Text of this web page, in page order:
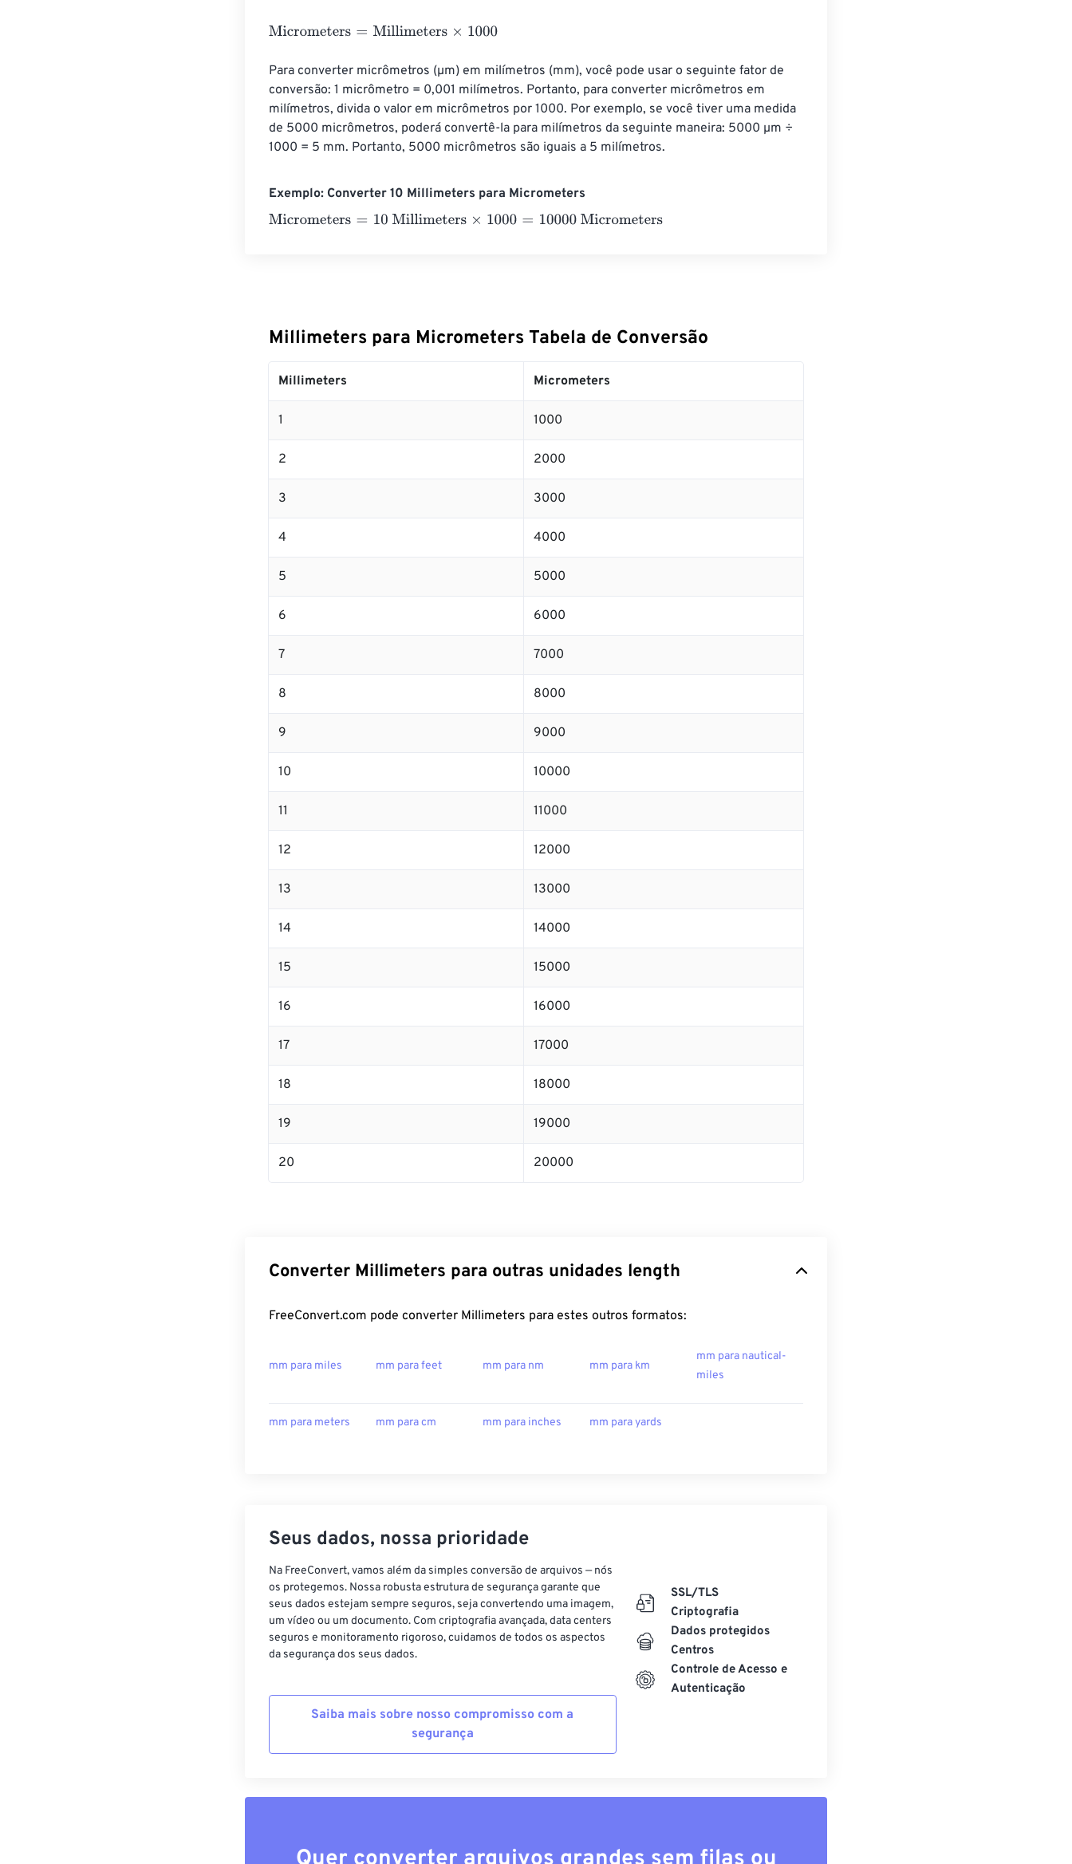
Micrometers=Millimeters×1000
Para converter micrômetros (µm) em milímetros (mm), você pode usar o seguinte fator de
conversão: 1 micrômetro = 0,001 milímetros. Portanto, para converter micrômetros em
milímetros, divida o valor em micrômetros por 1000. Por exemplo, se você tiver uma medida
de 5000 micrômetros, poderá convertê-la para milímetros da seguinte maneira: 5000 µm ÷
1000 = 5 mm. Portanto, 5000 micrômetros são iguais a 5 milímetros.
Exemplo: Converter 10 Millimeters para Micrometers
Micrometers=10 Millimeters×1000 =10000 Micrometers
Millimeters para Micrometers Tabela de Conversão
Millimeters Micrometers
1 1000
2 2000
3 3000
4 4000
5 5000
6 6000
7 7000
8 8000
9 9000
10 10000
11 11000
12 12000
13 13000
14 14000
15 15000
16 16000
17 17000
18 18000
19 19000
20 20000
Converter Millimeters para outras unidades length
FreeConvert.com pode converter Millimeters para estes outros formatos:
mm para miles mm para feet mm para nm mm para km
mm para nautical-
miles
mm para meters mm para cm mm para inches mm para yards
Seus dados, nossa prioridade
Na FreeConvert, vamos além da simples conversão de arquivos — nós
os protegemos. Nossa robusta estrutura de segurança garante que
seus dados estejam sempre seguros, seja convertendo uma imagem,
um vídeo ou um documento. Com criptografia avançada, data centers
seguros e monitoramento rigoroso, cuidamos de todos os aspectos
da segurança dos seus dados.
Saiba mais sobre nosso compromisso com a
segurança
SSL/TLS
Criptografia
Dados protegidos
Centros
Controle de Acesso e
Autenticação